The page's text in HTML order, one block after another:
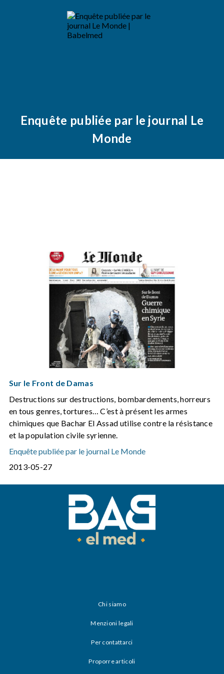
Enquête publiée par le journal Le
Monde
Sur le Front de Damas
Destructions sur destructions, bombardements, horreurs
en tous genres, tortures… C’est à présent les armes
chimiques que Bachar El Assad utilise contre la résistance
et la population civile syrienne.
Enquête publiée par le journal Le Monde
2013-05-27
Chi siamo
Menzioni legali
Per contattarci
Proporre articoli